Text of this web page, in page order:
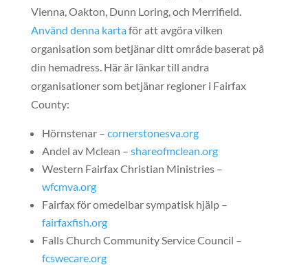
Vienna,Oakton, Dunn Loring, och Merrifield.
Använd denna kartaför att avgöra vilken
organisation som betjänar ditt område baserat på
din hemadress. Här är länkar till andra
organisationer som betjänar regioner i Fairfax
County:
Hörnstenar – cornerstonesva.org
Andel av Mclean – shareofmclean.org
Western Fairfax Christian Ministries –
wfcmva.org
Fairfax för omedelbar sympatisk hjälp –
fairfaxfish.org
Falls Church Community Service Council –
fcswecare.org